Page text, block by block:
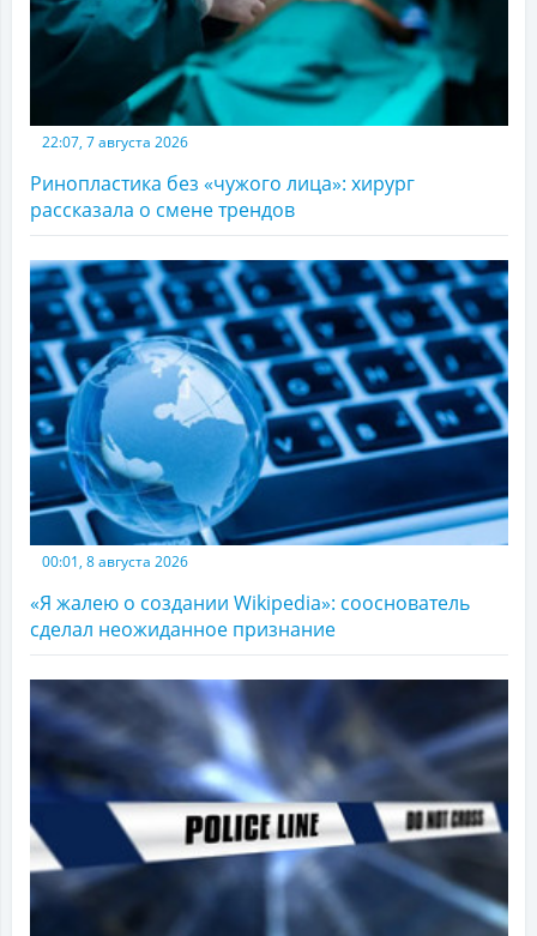
22:07, 7 августа 2026
Ринопластика без «чужого лица»: хирург
рассказала о смене трендов
00:01, 8 августа 2026
«Я жалею о создании Wikipedia»: сооснователь
сделал неожиданное признание